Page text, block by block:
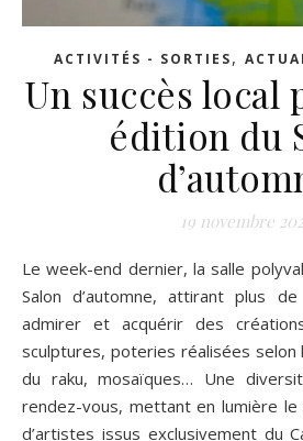
ACTIVITÉS - SORTIES,
Un succès local
édition du
19 novembre
Le week-end dernier, la salle polyvalente a accueilli le 16e
Salon d’automne, attirant plus
admirer et acquérir des
sculptures, poteries réalisées selon
du raku, mosaïques… Une
rendez-vous, mettant en lumière le
d’artistes issus exclusivement du